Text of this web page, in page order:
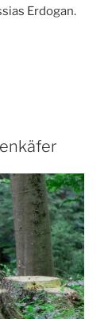
Erdogan.